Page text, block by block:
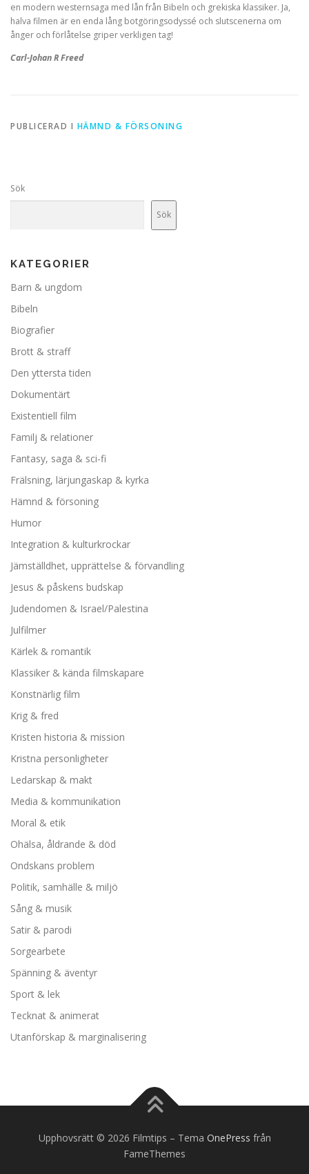
en modern westernsaga med lån från Bibeln och grekiska klassiker. Ja,
halva filmen är en enda lång botgöringsodyssé och slutscenerna om
ånger och förlåtelse griper verkligen tag!
Carl-Johan R Freed
PUBLICERAD I HÄMND & FÖRSONING
Sök
Sök
KATEGORIER
Barn & ungdom
Bibeln
Biografier
Brott & straff
Den yttersta tiden
Dokumentärt
Existentiell film
Familj & relationer
Fantasy, saga & sci-fi
Frälsning, lärjungaskap & kyrka
Hämnd & försoning
Humor
Integration & kulturkrockar
Jämställdhet, upprättelse & förvandling
Jesus & påskens budskap
Judendomen & Israel/Palestina
Julfilmer
Kärlek & romantik
Klassiker & kända filmskapare
Konstnärlig film
Krig & fred
Kristen historia & mission
Kristna personligheter
Ledarskap & makt
Media & kommunikation
Moral & etik
Ohälsa, åldrande & död
Ondskans problem
Politik, samhälle & miljö
Sång & musik
Satir & parodi
Sorgearbete
Spänning & äventyr
Sport & lek
Tecknat & animerat
Utanförskap & marginalisering
Upphovsrätt © 2026 Filmtips – Tema OnePress från
FameThemes